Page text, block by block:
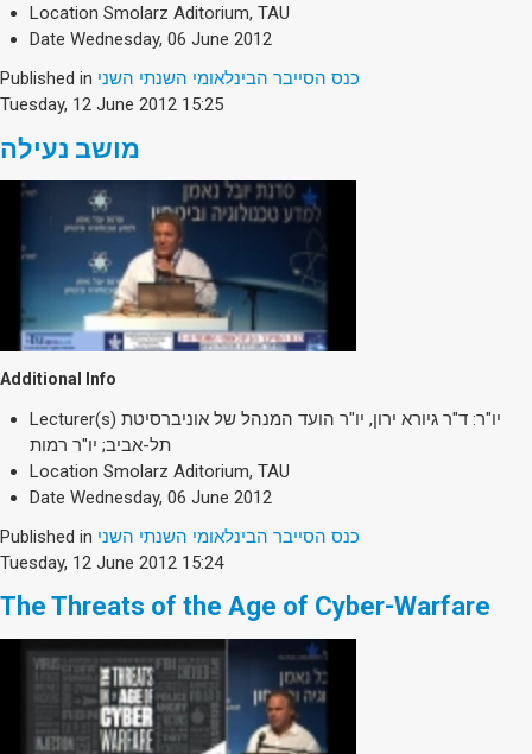
Location Smolarz Aditorium, TAU
Date Wednesday, 06 June 2012
Published in כנס הסייבר הבינלאומי השנתי השני
Tuesday, 12 June 2012 15:25
מושב נעילה
Additional Info
Lecturer(s) יו"ר: ד"ר גיורא ירון, יו"ר הועד המנהל של אוניברסיטת
תל-אביב; יו"ר רמות
Location Smolarz Aditorium, TAU
Date Wednesday, 06 June 2012
Published in כנס הסייבר הבינלאומי השנתי השני
Tuesday, 12 June 2012 15:24
The Threats of the Age of Cyber-Warfare